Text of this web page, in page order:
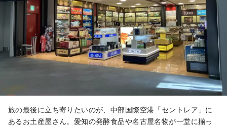
美味しさです。滑らかで独特な塩気の
あるプリンは、ぜひ、オリジナル味と
食べ比べてみてください。
「濃厚なバター」と「発酵調味料」と
いうそれぞれの個性が独特な食材同士
を、絶妙なバランスで作り上げた「八
丁味噌」と「白醤油」を使ったマドレ
ーヌなど、スイーツの新世界を堪能で
きるでしょう。
旅の最後に立ち寄りたいのが、中部国際空港「セントレア」に
あるお土産屋さん。愛知の発酵食品や名古屋名物が一堂に揃っ